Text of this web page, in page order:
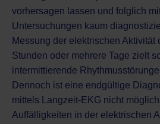
vorhersagen lassen und folglich
Untersuchungen kaum
Messung der elektrischen Aktivität
Stunden oder mehrere Tage zielt
intermittierende
Dennoch ist eine endgültige
mittels Langzeit-EKG nicht
Auffälligkeiten in der elektrischen